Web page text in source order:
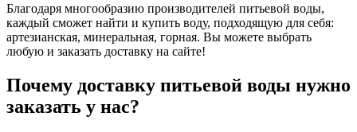
Благодаря многообразию производителей питьевой воды,
каждый сможет найти и купить воду, подходящую для себя:
артезианская, минеральная, горная. Вы можете выбрать
любую и заказать доставку на сайте!
Почему доставку питьевой воды нужно
заказать у нас?